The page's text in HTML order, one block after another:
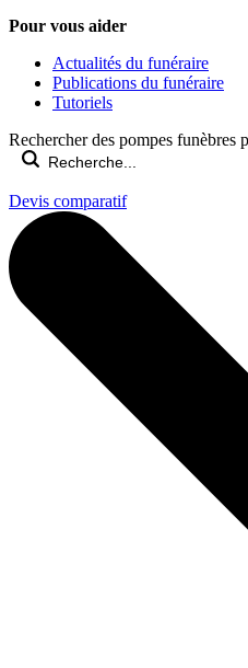
Pour vous aider
Actualités du funéraire
Publications du funéraire
Tutoriels
Rechercher des pompes funèbres
Devis comparatif